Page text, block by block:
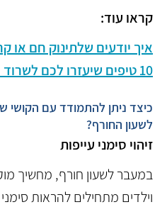
קראו עוד:
איך יודעים שלתינוק חם או
10 טיפים שיעזרו לכם לשרוד את הטיסה בשלום
כיצד ניתן להתמודד עם הקושי
לשעון החורף?
זיהוי סימני עייפות
במעבר לשעון חורף, מחשיך
וילדים מתחילים להראות